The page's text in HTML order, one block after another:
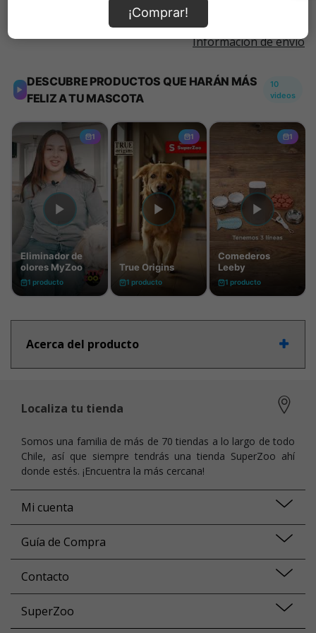
Información de envío
Acerca del producto
¡Comprar!
Localiza tu tienda
Somos una familia de más de 70 tiendas a lo largo de todo
Chile, así que siempre tendrás una tienda SuperZoo ahí
donde estés. ¡Encuentra la más cercana!
Mi cuenta
Guía de Compra
Contacto
SuperZoo